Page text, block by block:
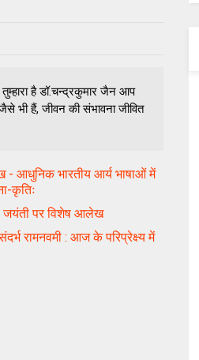
है डॉ.चन्द्रकुमार जैन आप
भी हैं, जीवन की संभावना जीवित
आधुनिक भारतीय आर्य भाषाओं में
कृतिः
जयंती पर विशेष आलेख
रामनवमी : आज के परिप्रेक्ष्य में